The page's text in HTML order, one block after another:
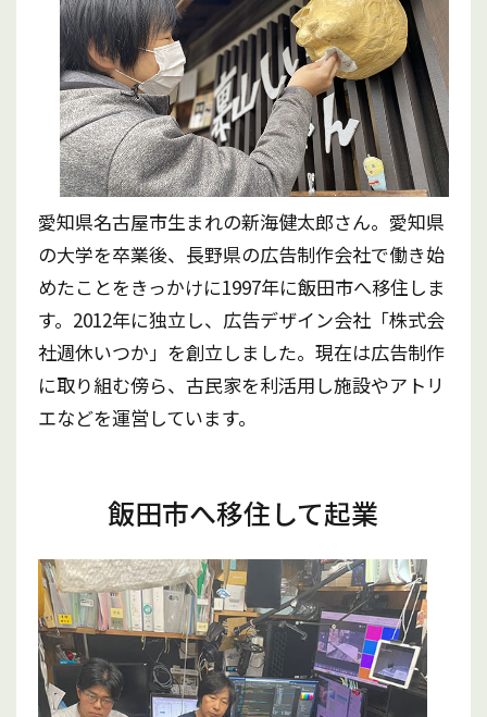
愛知県名古屋市生まれの新海健太郎さん。愛知県
の大学を卒業後、長野県の広告制作会社で働き始
めたことをきっかけに1997年に飯田市へ移住しま
す。2012年に独立し、広告デザイン会社「株式会
社週休いつか」を創立しました。現在は広告制作
に取り組む傍ら、古民家を利活用し施設やアトリ
エなどを運営しています。
飯田市へ移住して起業